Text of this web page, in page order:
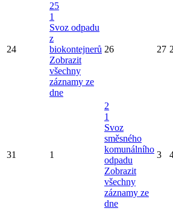
24
25
1
Svoz odpadu
z
biokontejnerů
Zobrazit
všechny
záznamy ze
dne
26 27
31 1
2
1
Svoz
směsného
komunálního
odpadu
Zobrazit
všechny
záznamy ze
dne
3